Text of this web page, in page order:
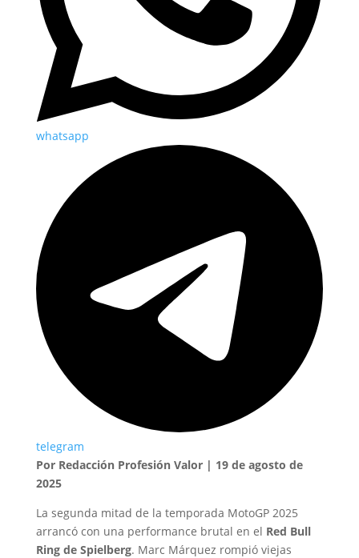
whatsapp
telegram
Por Redacción Profesión Valor | 19 de agosto de
2025
La segunda mitad de la temporada MotoGP 2025
arrancó con una performance brutal en el Red Bull
Ring de Spielberg. Marc Márquez rompió viejas